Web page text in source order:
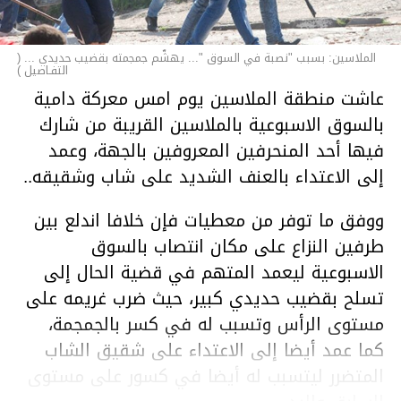
الملاسين: بسبب "نصبة في السوق "... يهشّم جمجمته بقضيب حديدي ... (
التفـاصيل )
عاشت منطقة الملاسين يوم امس معركة دامية
بالسوق الاسبوعية بالملاسين القريبة من شارك
فيها أحد المنحرفين المعروفين بالجهة، وعمد
إلى الاعتداء بالعنف الشديد على شاب وشقيقه..
ووفق ما توفر من معطيات فإن خلافا اندلع بين
طرفين النزاع على مكان انتصاب بالسوق
الاسبوعية ليعمد المتهم في قضية الحال إلى
تسلح بقضيب حديدي كبير، حيث ضرب غريمه على
مستوى الرأس وتسبب له في كسر بالجمجمة،
كما عمد أيضا إلى الاعتداء على شقيق الشاب
المتضرر ليتسبب له أيضا في كسور على مستوى